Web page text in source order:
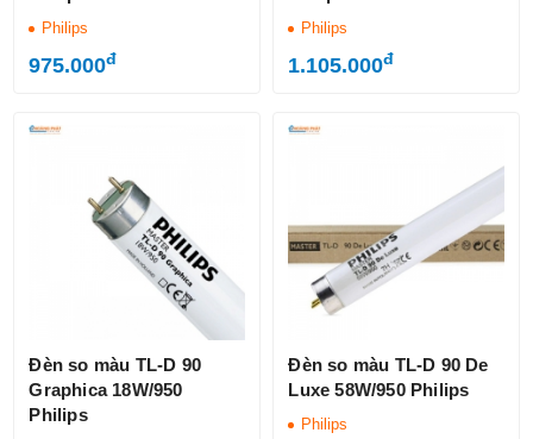
Philips
975.000đ
Philips
1.105.000đ
Đèn so màu TL-D 90
Graphica 18W/950
Philips
Đèn so màu TL-D 90 De
Luxe 58W/950 Philips
Philips